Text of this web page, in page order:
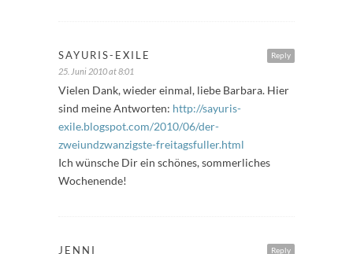
Reply
SAYURIS-EXILE
25. Juni 2010 at 8:01
Vielen Dank, wieder einmal, liebe Barbara. Hier
sind meine Antworten: http://sayuris-
exile.blogspot.com/2010/06/der-
zweiundzwanzigste-freitagsfuller.html
Ich wünsche Dir ein schönes, sommerliches
Wochenende!
Reply
JENNI